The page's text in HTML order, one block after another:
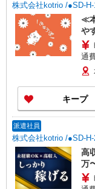
株式会社kotrio /●SD-H-
≪
や
通
キープ
派遣社員
株式会社kotrio /●SD-H-
高
万